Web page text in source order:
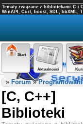
Tematy związane z bibliotekami C i
WinAPI, Curl, boost, SDL, libXML,
Start
Aktualności
» Forum»
[C, C++]
Biblioteki